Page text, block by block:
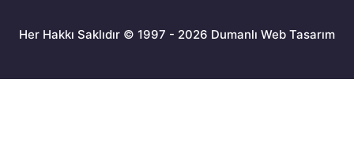
Her Hakkı Saklıdır © 1997 - 2026 Dumanlı Web Tasarım